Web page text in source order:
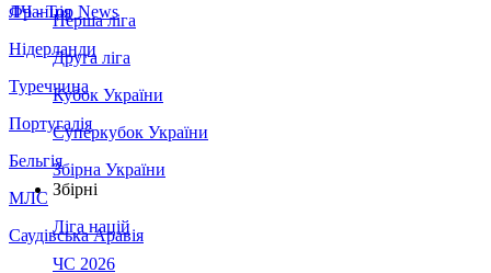
Франція
Нідерланди
Туреччина
Португалія
Бельгія
МЛС
Саудівська Аравія
ЛЧ - Top News
Перша ліга
Друга ліга
Кубок України
Суперкубок України
Збірна України
Збірні
Ліга націй
ЧС 2026